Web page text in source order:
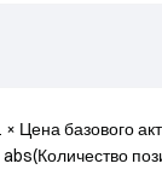
Цена базового